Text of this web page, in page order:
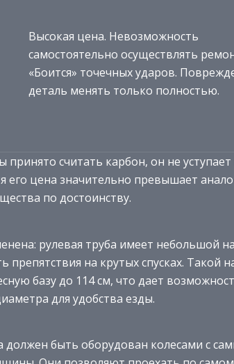
Высокая цена. Невозможность
самостоятельно осуществлять
«Боится» точечных ударов.
деталь менять только полностью.
считать карбон, он не уступает
его цена значительно превышает
по достоинству.
рулевая труба имеет небольшой
на крутых спусках. Такой
базу до 114 см, что дает
для удобства езды.
должен быть оборудован колесами с